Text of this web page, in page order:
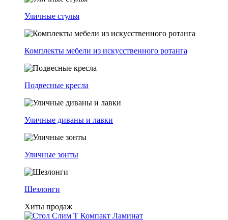
Уличные стулья
Комплекты мебели из искусственного ротанга
Подвесные кресла
Уличные диваны и лавки
Уличные зонты
Шезлонги
Хиты продаж